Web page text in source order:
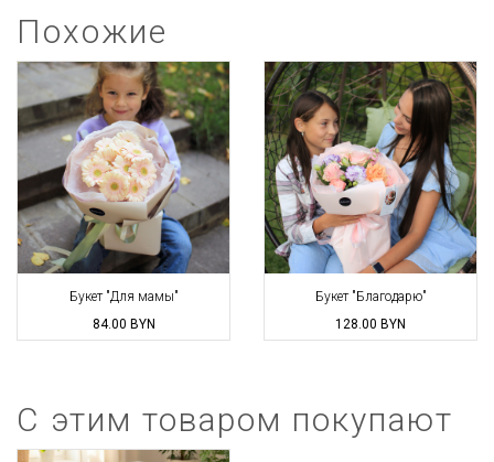
Похожие
Букет "Для мамы"
84.00 BYN
Букет "Благодарю"
128.00 BYN
С этим товаром покупают